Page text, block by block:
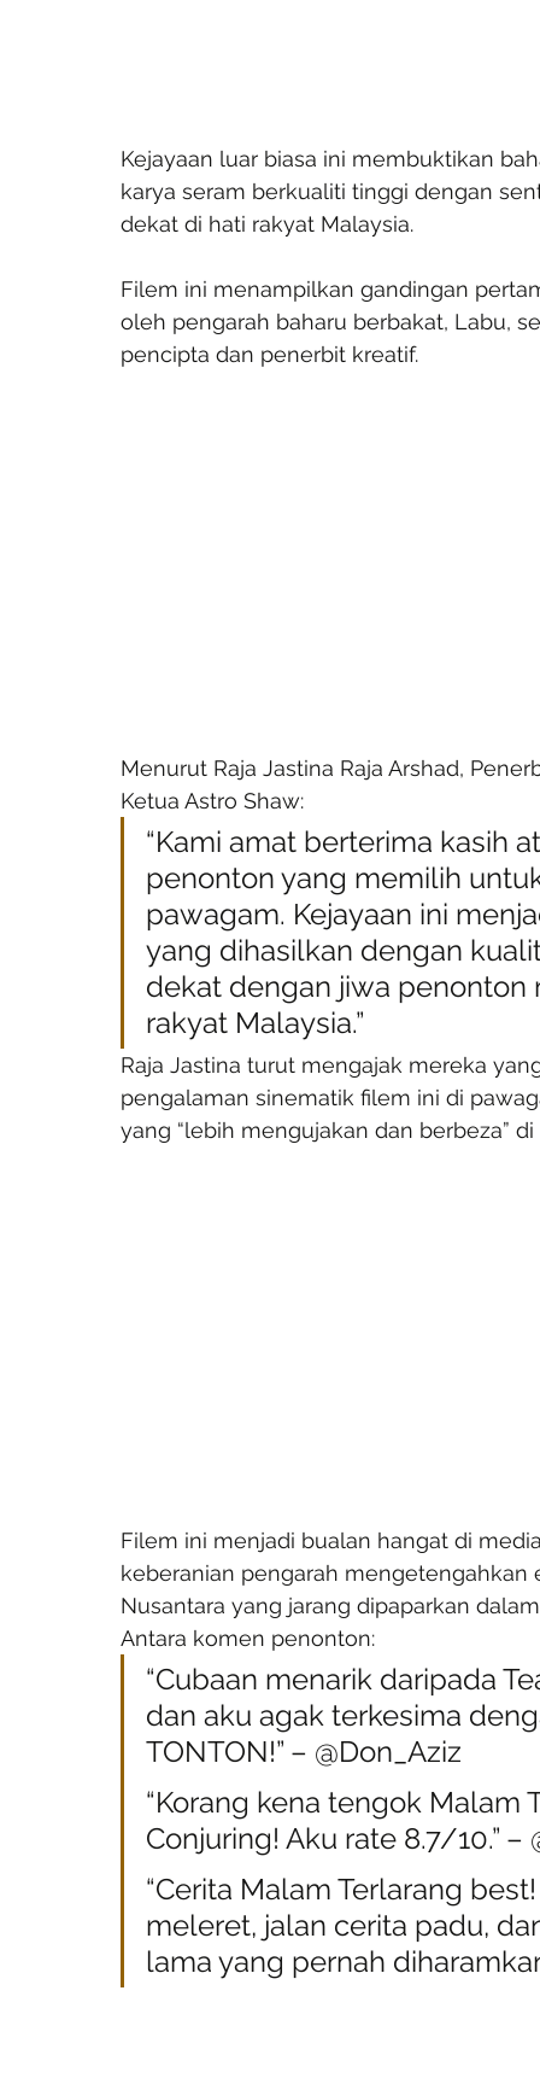
Kejayaan luar biasa ini membuktikan
karya seram berkualiti tinggi dengan
dekat di hati rakyat Malaysia.
Filem ini menampilkan gandingan
oleh pengarah baharu berbakat, Labu,
pencipta dan penerbit kreatif.
Menurut Raja Jastina Raja Arshad,
Ketua Astro Shaw:
“Kami amat berterima kasih
penonton yang memilih
pawagam. Kejayaan ini
yang dihasilkan dengan
dekat dengan jiwa
rakyat Malaysia.”
Raja Jastina turut mengajak mereka
pengalaman sinematik filem ini di
yang “lebih mengujakan dan berbeza” di
Filem ini menjadi bualan hangat di
keberanian pengarah
Nusantara yang jarang dipaparkan
Antara komen penonton:
“Cubaan menarik daripada
dan aku agak terkesima
TONTON!” – @Don_Aziz
“Korang kena tengok
Conjuring! Aku rate 8.7/10.” –
“Cerita Malam Terlarang
meleret, jalan cerita padu,
lama yang pernah